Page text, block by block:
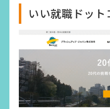
いい就職ドッ